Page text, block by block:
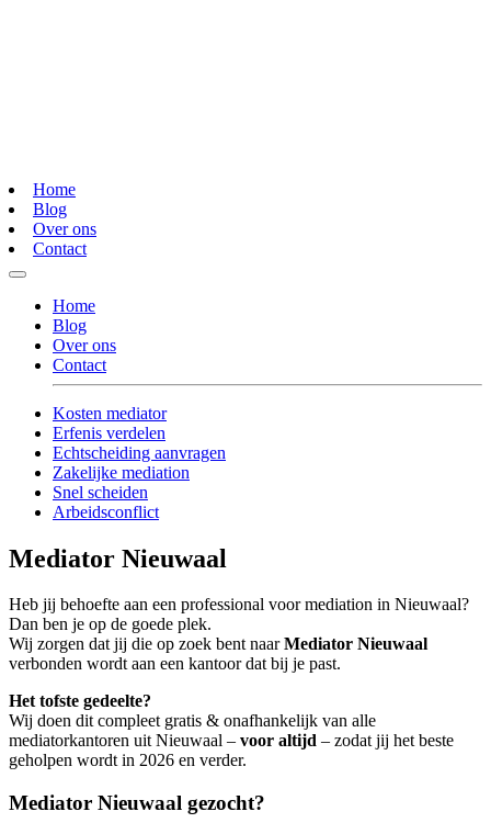
Home
Blog
Over ons
Contact
Home
Blog
Over ons
Contact
Kosten mediator
Erfenis verdelen
Echtscheiding aanvragen
Zakelijke mediation
Snel scheiden
Arbeidsconflict
Mediator Nieuwaal
Heb jij behoefte aan een professional voor mediation in Nieuwaal?
Dan ben je op de goede plek.
Wij zorgen dat jij die op zoek bent naarMediator Nieuwaal
verbonden wordt aan een kantoor dat bij je past.
Het tofste gedeelte?
Wij doen dit compleet gratis & onafhankelijk van alle
mediatorkantoren uit Nieuwaal – voor altijd – zodat jij het beste
geholpen wordt in 2026 en verder.
Mediator Nieuwaal gezocht?